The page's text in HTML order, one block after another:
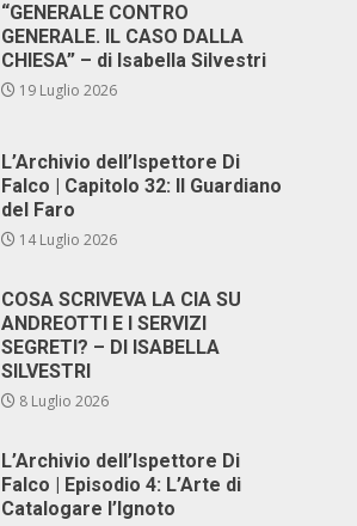
“GENERALE CONTRO
GENERALE. IL CASO DALLA
CHIESA” – di Isabella Silvestri
19 Luglio 2026
L’Archivio dell’Ispettore Di
Falco | Capitolo 32: Il Guardiano
del Faro
14 Luglio 2026
COSA SCRIVEVA LA CIA SU
ANDREOTTI E I SERVIZI
SEGRETI? – DI ISABELLA
SILVESTRI
8 Luglio 2026
L’Archivio dell’Ispettore Di
Falco | Episodio 4: L’Arte di
Catalogare l’Ignoto